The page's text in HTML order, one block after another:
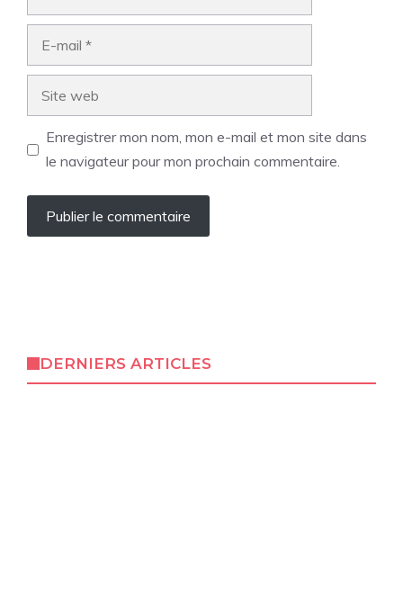
Enregistrer mon nom, mon e-mail et mon site dans
le navigateur pour mon prochain commentaire.
DERNIERS ARTICLES